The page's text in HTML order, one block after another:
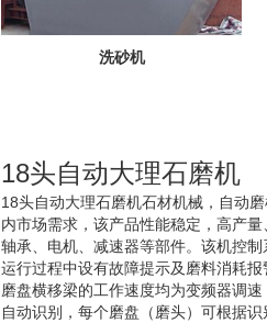
洗砂机
18头自动大理石磨机
18头自动大理石磨机石材机械，自动
内市场需求，该产品性能稳定，高产
轴承、电机、减速器等部件。该机控
运行过程中设有故障提示及磨料消耗
磨盘横移梁的工作速度均为变频器调
自动识别，每个磨盘（磨头）可根据